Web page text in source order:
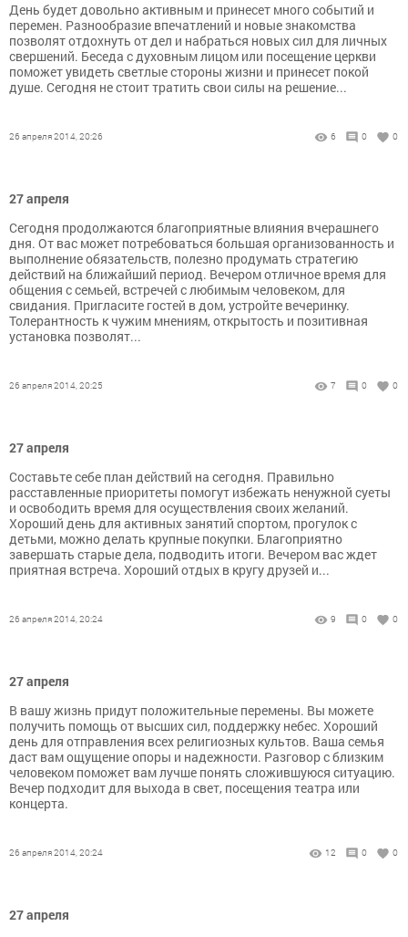
День будет довольно активным и принесет много событий и
перемен. Разнообразие впечатлений и новые знакомства
позволят отдохнуть от дел и набраться новых сил для личных
свершений. Беседа с духовным лицом или посещение церкви
поможет увидеть светлые стороны жизни и принесет покой
душе. Сегодня не стоит тратить свои силы на решение...
26 апреля 2014, 20:26 6 0 0
27 апреля
Сегодня продолжаются благоприятные влияния вчерашнего
дня. От вас может потребоваться большая организованность и
выполнение обязательств, полезно продумать стратегию
действий на ближайший период. Вечером отличное время для
общения с семьей, встречей с любимым человеком, для
свидания. Пригласите гостей в дом, устройте вечеринку.
Толерантность к чужим мнениям, открытость и позитивная
установка позволят...
26 апреля 2014, 20:25 7 0 0
27 апреля
Составьте себе план действий на сегодня. Правильно
расставленные приоритеты помогут избежать ненужной суеты
и освободить время для осуществления своих желаний.
Хороший день для активных занятий спортом, прогулок с
детьми, можно делать крупные покупки. Благоприятно
завершать старые дела, подводить итоги. Вечером вас ждет
приятная встреча. Хороший отдых в кругу друзей и...
26 апреля 2014, 20:24 9 0 0
27 апреля
В вашу жизнь придут положительные перемены. Вы можете
получить помощь от высших сил, поддержку небес. Хороший
день для отправления всех религиозных культов. Ваша семья
даст вам ощущение опоры и надежности. Разговор с близким
человеком поможет вам лучше понять сложившуюся ситуацию.
Вечер подходит для выхода в свет, посещения театра или
концерта.
26 апреля 2014, 20:24 12 0 0
27 апреля